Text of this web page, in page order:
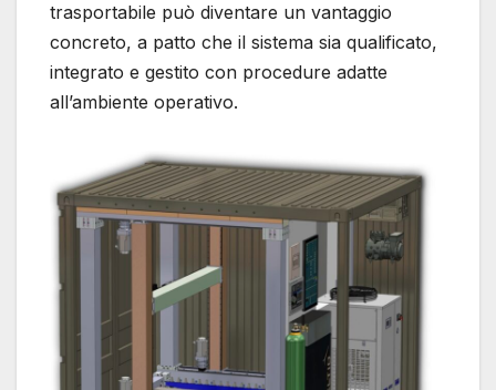
trasportabile può diventare un vantaggio
concreto, a patto che il sistema sia qualificato,
integrato e gestito con procedure adatte
all’ambiente operativo.